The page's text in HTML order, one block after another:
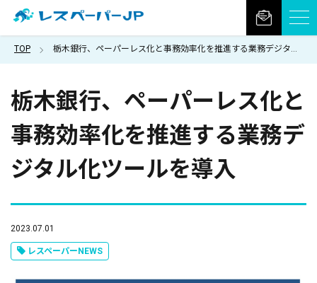
TOP 栃木銀行、ペーパーレス化と事務効率化を推進する業務デジタル化ツールを導入
栃木銀行、ペーパーレス化と
事務効率化を推進する業務デ
ジタル化ツールを導入
2023.07.01
レスペーパーNEWS